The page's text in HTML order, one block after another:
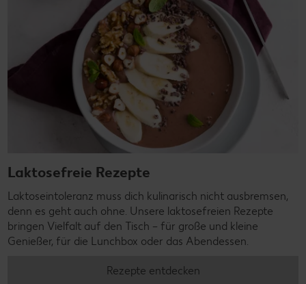
Laktosefreie Rezepte
Laktoseintoleranz muss dich kulinarisch nicht ausbremsen,
denn es geht auch ohne. Unsere laktosefreien Rezepte
bringen Vielfalt auf den Tisch – für große und kleine
Genießer, für die Lunchbox oder das Abendessen.
Rezepte entdecken